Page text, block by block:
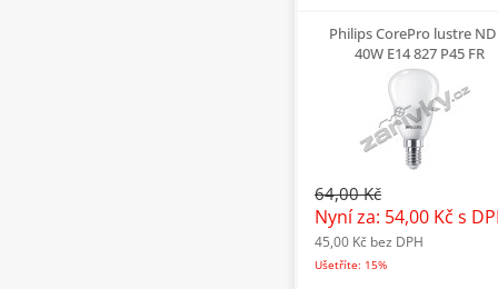
Philips CorePro lustre ND
40W E14 827 P45 FR
64,00 Kč
Nyní za: 54,00 Kč s
45,00 Kč bez DPH
Ušetříte: 15%